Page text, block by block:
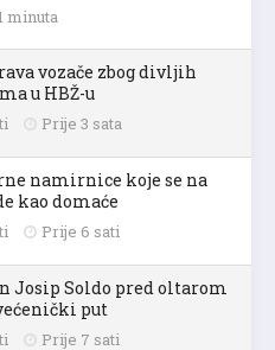
minuta
vozače zbog divljih
u HBŽ-u
Prije 3 sata
namirnice koje se na
kao domaće
Prije 6 sati
Josip Soldo pred oltarom
put
Prije 7 sati